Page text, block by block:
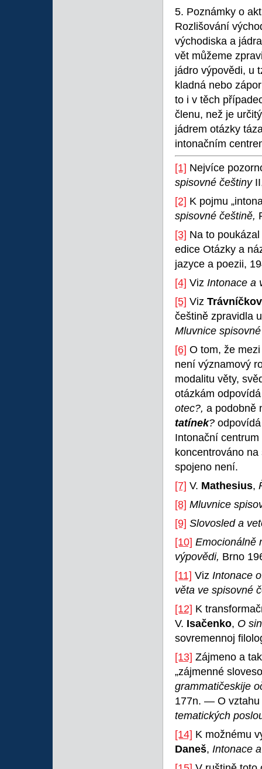
5. Poznámky o
Rozlišování
východiska a
vět můžeme
jádro výpovědi, u
kladná nebo
to i v těch
členu, než je
jádrem otázky
intonačním
[1] Nejvíce
spisovné češtiny
[2] K pojmu
spisovné češtině,
[3] Na to
edice Otázky a
jazyce a poezii,
[4] Viz Intonace a
[5] Viz
češtině zpravidla
Mluvnice
[6] O tom, že
není významový
modalitu věty,
otázkám
otec?, a podobně
tatínek?
Intonační
koncentrováno
spojeno není.
[7] V. Mathesius,
[8] Mluvnice
[9] Slovosled a
[10] Emocionálně
výpovědi, Brno
[11] Viz Intonace
věta ve spisovné
[12] K
V. Isačenko, O
sovremennoj
[13] Zájmeno a
„zájmenné
grammatičeskije
177n. — O vztahu
tematických
[14] K možnému
Daneš, Intonace